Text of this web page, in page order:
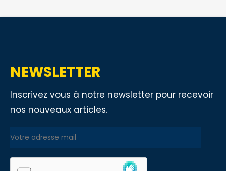
NEWSLETTER
Inscrivez vous à notre newsletter pour recevoir
nos nouveaux articles.